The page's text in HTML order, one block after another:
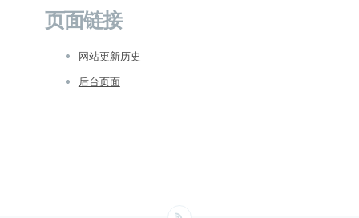
页面链接
网站更新历史
后台页面